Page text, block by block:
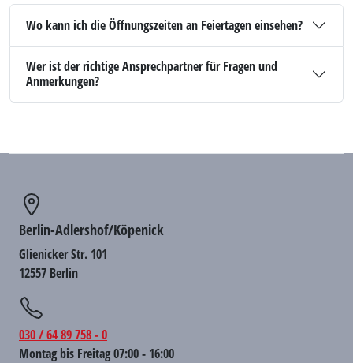
Wo kann ich die Öffnungszeiten an Feiertagen einsehen?
Wer ist der richtige Ansprechpartner für Fragen und
Anmerkungen?
Berlin-Adlershof/Köpenick
Glienicker Str. 101
12557 Berlin
030 / 64 89 758 - 0
Montag bis Freitag 07:00 - 16:00